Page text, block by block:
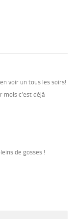
voir un tous les soirs!
mois c’est déjà
de gosses !